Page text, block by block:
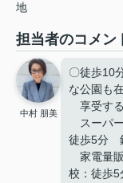
地
担当者のコメン
中村 朋美
〇徒歩10
な公園も
享受する
スーパ
徒歩5分
家電量
校：徒歩